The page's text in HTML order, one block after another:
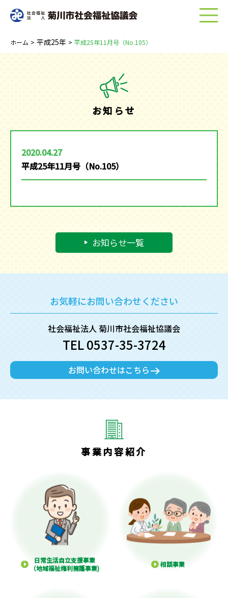
ホーム > 平成25年 > 平成25年11月号（No.105）
お知らせ
2020.04.27
平成25年11月号（No.105）
お知らせ一覧
お気軽にお問い合わせください
社会福祉法人 菊川市社会福祉協議会
TEL 0537-35-3724
お問い合わせはこちら
事業内容紹介
日常生活自立支援事業
（地域福祉権利擁護事業)
相談事業